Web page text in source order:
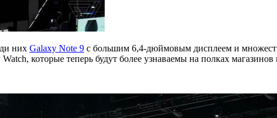
них Galaxy Note 9 с большим 6,4-дюймовым дисплеем и
которые теперь будут более узнаваемы на полках